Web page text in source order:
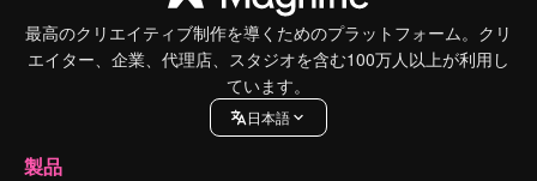
最高のクリエイティブ制作を導くためのプラットフォーム。クリ
エイター、企業、代理店、スタジオを含む100万人以上が利用し
ています。
日本語
製品